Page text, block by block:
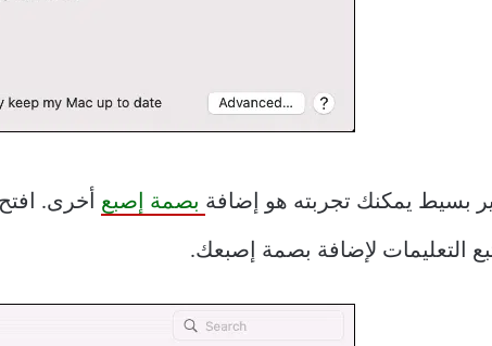
بسيط يمكنك تجربته هو إضافة بصمة إصبع
التعليمات لإضافة بصمة إصبعك.